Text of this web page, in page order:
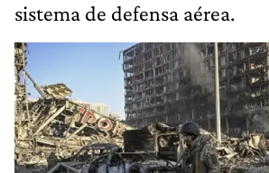
sistema de defensa aérea.